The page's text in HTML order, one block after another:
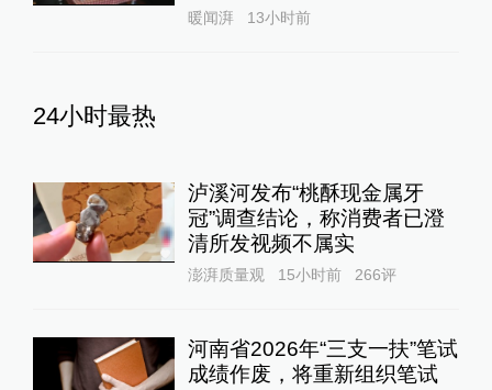
暖闻湃 13小时前
24小时最热
泸溪河发布“桃酥现金属牙
冠”调查结论，称消费者已澄
清所发视频不属实
澎湃质量观 15小时前 266评
河南省2026年“三支一扶”笔试
成绩作废，将重新组织笔试